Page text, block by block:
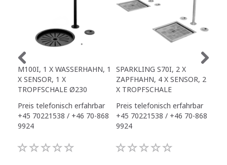
M100I, 1 X WASSERHAHN, 1
X SENSOR, 1 X
TROPFSCHALE Ø230
Preis telefonisch erfahrbar
+45 70221538 / +46 70-868
9924
SPARKLING S70I, 2 X
ZAPFHAHN, 4 X SENSOR, 2
X TROPFSCHALE
Preis telefonisch erfahrbar
+45 70221538 / +46 70-868
9924